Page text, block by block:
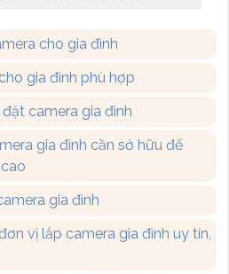
cho gia đình
gia đình phù hợp
camera gia đình
gia đình cần sở hữu để
gia đình
vị lắp camera gia đình uy tín,